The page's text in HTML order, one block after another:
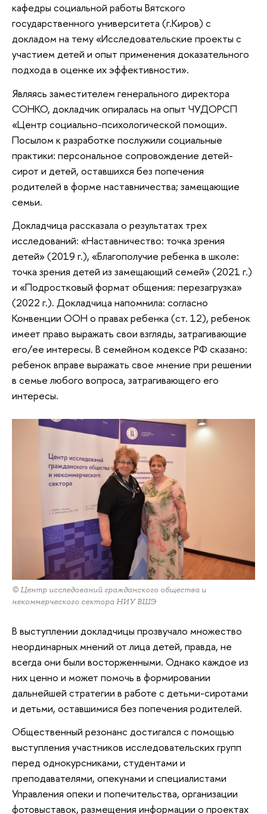
кафедры социальной работы Вятского
государственного университета (г.Киров) с
докладом на тему «Исследовательские проекты с
участием детей и опыт применения доказательного
подхода в оценке их эффективности».
Являясь заместителем генерального директора
СОНКО, докладчик опиралась на опыт ЧУДОРСП
«Центр социально-психологической помощи».
Посылом к разработке послужили социальные
практики: персональное сопровождение детей-
сирот и детей, оставшихся без попечения
родителей в форме наставничества; замещающие
семьи.
Докладчица рассказала о результатах трех
исследований: «Наставничество: точка зрения
детей» (2019 г.), «Благополучие ребенка в школе:
точка зрения детей из замещающий семей» (2021 г.)
и «Подростковый формат общения: перезагрузка»
(2022 г.). Докладчица напомнила: согласно
Конвенции ООН о правах ребенка (ст. 12), ребенок
имеет право выражать свои взгляды, затрагивающие
его/ее интересы. В семейном кодексе РФ сказано:
ребенок вправе выражать свое мнение при решении
в семье любого вопроса, затрагивающего его
интересы.
© Центр исследований гражданского общества и
некоммерческого сектора НИУ ВШЭ
В выступлении докладчицы прозвучало множество
неординарных мнений от лица детей, правда, не
всегда они были восторженными. Однако каждое из
них ценно и может помочь в формировании
дальнейшей стратегии в работе с детьми-сиротами
и детьми, оставшимися без попечения родителей.
Общественный резонанс достигался с помощью
выступления участников исследовательских групп
перед однокурсниками, студентами и
преподавателями, опекунами и специалистами
Управления опеки и попечительства, организации
фотовыставок, размещения информации о проектах